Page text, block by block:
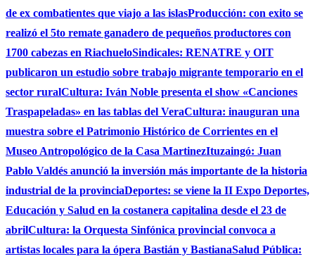
de ex combatientes que viajo a las islasProducción: con exito se
realizó el 5to remate ganadero de pequeños productores con
1700 cabezas en RiachueloSindicales: RENATRE y OIT
publicaron un estudio sobre trabajo migrante temporario en el
sector ruralCultura: Iván Noble presenta el show «Canciones
Traspapeladas» en las tablas del VeraCultura: inauguran una
muestra sobre el Patrimonio Histórico de Corrientes en el
Museo Antropológico de la Casa MartinezItuzaingó: Juan
Pablo Valdés anunció la inversión más importante de la historia
industrial de la provinciaDeportes: se viene la II Expo Deportes,
Educación y Salud en la costanera capitalina desde el 23 de
abrilCultura: la Orquesta Sinfónica provincial convoca a
artistas locales para la ópera Bastián y BastianaSalud Pública: